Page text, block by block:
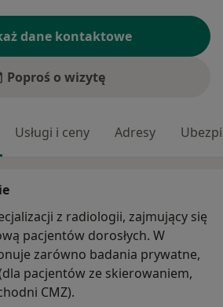
dane kontaktowe
Poproś o wizytę
Usługi i ceny Adresy
z radiologii, zajmujący się
pacjentów dorosłych. W
zarówno badania prywatne,
pacjentów ze skierowaniem,
CMZ).